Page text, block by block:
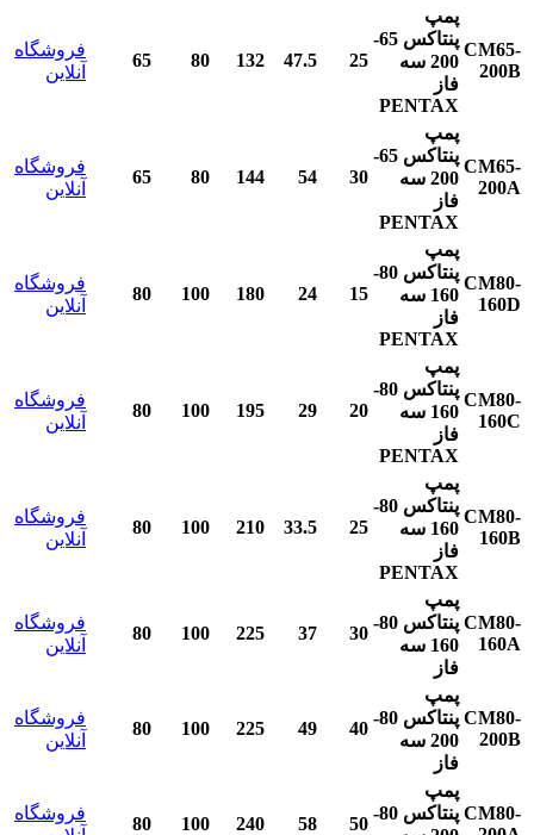
CM65-
200B
پمپ
پنتاکس
65-
200 سه
فاز
PENTAX
25
47.5
132
80
65
فروشگاه
آنلاین
CM65-
200A
پمپ
پنتاکس
65-
200 سه
فاز
PENTAX
30
54
144
80
65
فروشگاه
آنلاین
CM80-
160D
پمپ
پنتاکس
80-
160 سه
فاز
PENTAX
15
24
180
100
80
فروشگاه
آنلاین
CM80-
160C
پمپ
پنتاکس
80-
160 سه
فاز
PENTAX
20
29
195
100
80
فروشگاه
آنلاین
CM80-
160B
پمپ
پنتاکس
80-
160 سه
فاز
PENTAX
25
33.5
210
100
80
فروشگاه
آنلاین
CM80-
160A
پمپ
پنتاکس
80-
160 سه
فاز
30
37
225
100
80
فروشگاه
آنلاین
CM80-
200B
پمپ
پنتاکس
80-
200 سه
فاز
40
49
225
100
80
فروشگاه
آنلاین
CM80-
پمپ
پنتاکس
80-
50
58
240
100
80
فروشگاه